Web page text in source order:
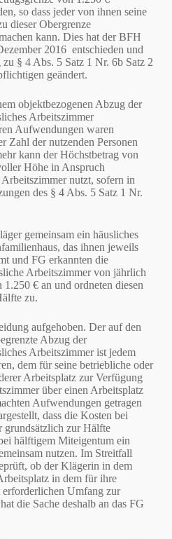
so dass jeder von ihnen seine
dieser Obergrenze
kann. Dies hat der BFH
2016 entschieden und
§ 4 Abs. 5 Satz 1 Nr. 6b Satz 2
geändert.
objektbezogenen Abzug der
Arbeitszimmer
Aufwendungen waren
Zahl der nutzenden Personen
kann der Höchstbetrag von
Höhe in Anspruch
nutzt, sofern in
des § 4 Abs. 5 Satz 1 Nr.
gemeinsam ein häusliches
das ihnen jeweils
und FG erkannten die
Arbeitszimmer von jährlich
€ an und ordneten diesen
zu.
aufgehoben. Der auf den
Abzug der
Arbeitszimmer ist jedem
dem für seine betriebliche oder
Arbeitsplatz zur Verfügung
über einen Arbeitsplatz
Aufwendungen getragen
dass die Kosten bei
grundsätzlich zur Hälfte
hälftigem Miteigentum ein
nutzen. Im Streitfall
ob der Klägerin in dem
in dem für ihre
Umfang zur
die Sache deshalb an das FG